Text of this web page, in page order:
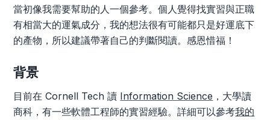
當初像我需要幫助的人一個參考。個人覺得找實習與正職
有相當大的運氣成分，我的想法很有可能都只是好運底下
的產物，所以建議帶著自己的判斷閱讀。感恩惜福！
背景
目前在 Cornell Tech 讀 Information Science ，大學讀
商科，有一些軟體工程師的實習經驗。詳細可以參考我的